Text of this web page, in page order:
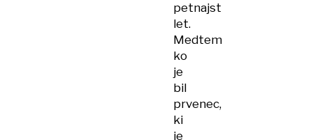
petnajst
let.
Medtem
ko
je
bil
prvenec,
ki
je